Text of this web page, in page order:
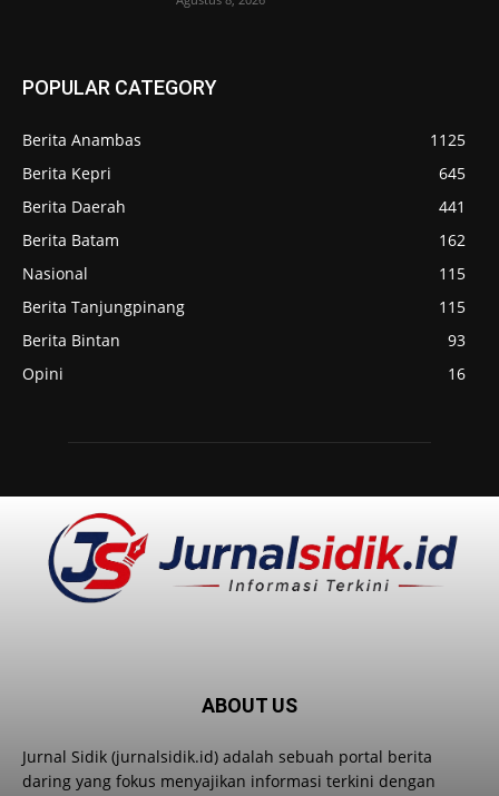
POPULAR CATEGORY
Berita Anambas
1125
Berita Kepri
645
Berita Daerah
441
Berita Batam
162
Nasional
115
Berita Tanjungpinang
115
Berita Bintan
93
Opini
16
ABOUT US
Jurnal Sidik (jurnalsidik.id) adalah sebuah portal berita
daring yang fokus menyajikan informasi terkini dengan